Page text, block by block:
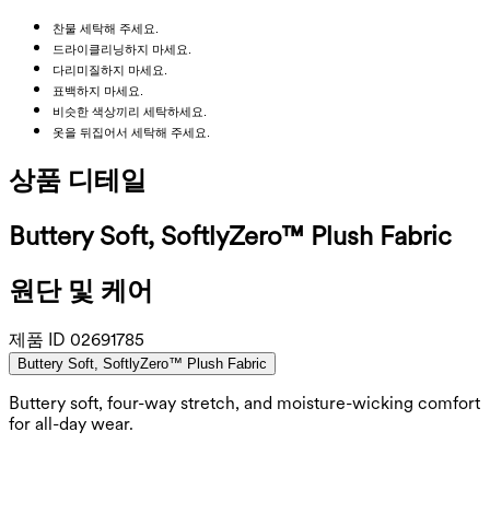
찬물 세탁해 주세요.
드라이클리닝하지 마세요.
다리미질하지 마세요.
표백하지 마세요.
비슷한 색상끼리 세탁하세요.
옷을 뒤집어서 세탁해 주세요.
상품 디테일
Buttery Soft, SoftlyZero™ Plush Fabric
원단 및 케어
제품 ID 02691785
Buttery Soft, SoftlyZero™ Plush Fabric
Buttery soft, four-way stretch, and moisture-wicking comfort
for all-day wear.